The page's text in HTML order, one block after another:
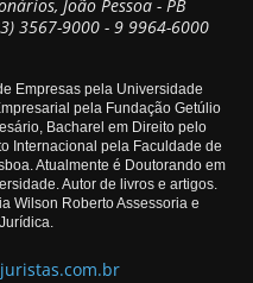
João Pessoa - PB
3567-9000 - 9 9964-6000
Empresas pela Universidade
pela Fundação Getúlio
Bacharel em Direito pelo
Internacional pela Faculdade de
Atualmente é Doutorando em
Autor de livros e artigos.
Wilson Roberto Assessoria e